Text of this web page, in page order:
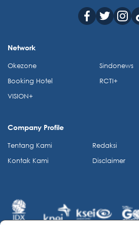
Network
Okezone
Booking Hotel
VISION+
Sindonews
RCTI+
Company Profile
Tentang Kami
Kontak Kami
Redaksi
Disclaimer